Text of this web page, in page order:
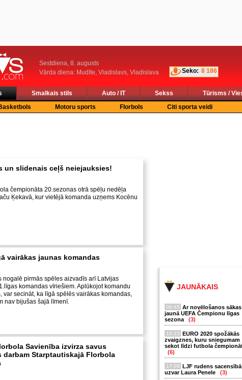
Sestdiena, 8. augusts
Vārda diena: Mudīte, Vladislavs, Vladislava
Seko: 8 186
Smalkais stils Auto / IT Sekss
Tūrisms /
Motoru sports Florbols Citi sporta veidi
JAUNĀKAIS
06:45 Ar novēlošanos sākas
jaunā UEFA Čempionu līgas
sezona
(3)
16:23 EURO 2020 spožākās
zvaigznes, kuru sniegumam
sekot līdzi futbola
(6)
17:09 LJF rudens
uzvar Laura Penele
(3)
un slidenais ceļš neiejauksies!
čempionāta 20.sezonas otrā spēļu nedēļa
Ķekavā, kur vietējā komanda uzņems Kocēnu
vairākas jaunas komandas
nogalē pirmās spēles aizvadīs arī Latvijas
komandas vīriešiem. Aplūkojot komandu
var secināt, ka līgā spēlēs vairākas komandas,
nav bijušas šajā līmenī.
Savienība izvirza savus
darbam Starptautiskajā Florbola